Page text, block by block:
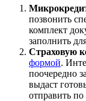
позвонить
комплект
заполнить
Страховую
формой.
поочередно
выдаст
отправить по